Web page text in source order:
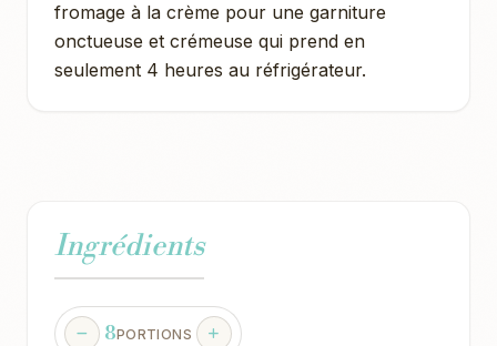
fromage à la crème pour une garniture
onctueuse et crémeuse qui prend en
seulement 4 heures au réfrigérateur.
Ingrédients
8PORTIONS